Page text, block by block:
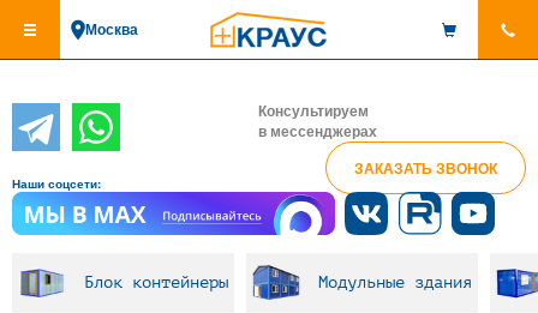
основному
Москва
Консультируем
в мессенджерах
ЗАКАЗАТЬ ЗВОНОК
Наши соцсети:
Блок контейнеры Модульные здания